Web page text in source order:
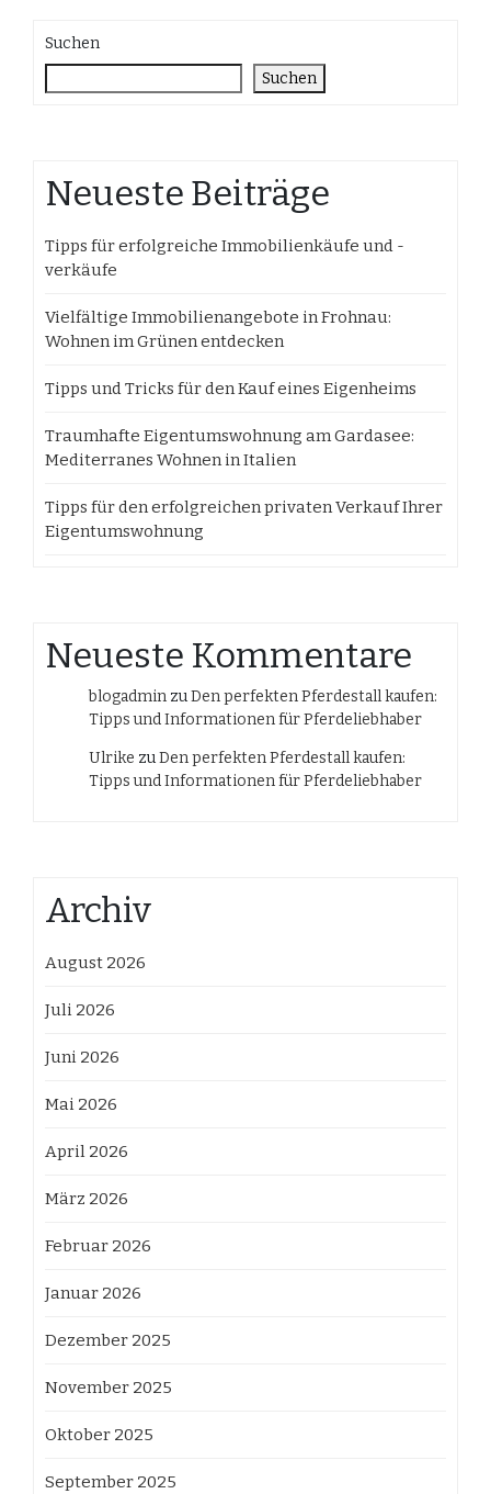
Suchen
Suchen
Neueste Beiträge
Tipps für erfolgreiche Immobilienkäufe und -
verkäufe
Vielfältige Immobilienangebote in Frohnau:
Wohnen im Grünen entdecken
Tipps und Tricks für den Kauf eines Eigenheims
Traumhafte Eigentumswohnung am Gardasee:
Mediterranes Wohnen in Italien
Tipps für den erfolgreichen privaten Verkauf Ihrer
Eigentumswohnung
Neueste Kommentare
blogadmin zuDen perfekten Pferdestall kaufen:
Tipps und Informationen für Pferdeliebhaber
Ulrike zuDen perfekten Pferdestall kaufen:
Tipps und Informationen für Pferdeliebhaber
Archiv
August 2026
Juli 2026
Juni 2026
Mai 2026
April 2026
März 2026
Februar 2026
Januar 2026
Dezember 2025
November 2025
Oktober 2025
September 2025